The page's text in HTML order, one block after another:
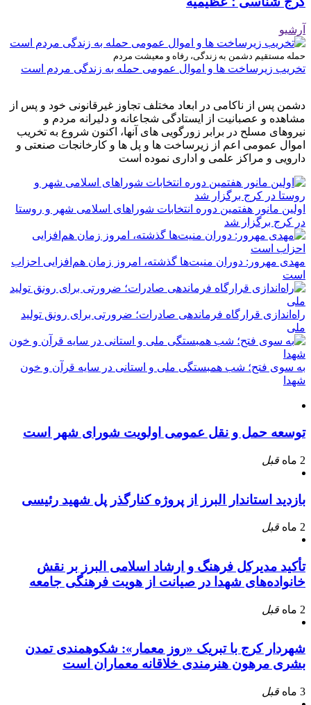
آرشیو
حمله مستقیم دشمن به زندگی، رفاه و معیشت مردم
تخریب زیرساخت ها و اموال عمومی حمله به زندگی مردم است
دشمن پس از ناکامی در ابعاد مختلف تجاوز غیرقانونی خود و پس از
مشاهده و عصبانیت از ایستادگی شجاعانه و دلیرانه مردم و
نیروهای مسلح در برابر زورگویی های آنها، اکنون شروع به تخریب
اموال عمومی اعم از زیرساخت ها و پل ها و کارخانجات صنعتی و
دارویی و مراکز علمی و اداری نموده است
اولین مانور هفتمین دوره انتخابات شوراهای اسلامی شهر و روستا
در کرج برگزار شد
مهدی مهرور: دوران منیت‌ها گذشته، امروز زمان هم‌افزایی احزاب
است
راه‌اندازی قرارگاه فرماندهی صادرات؛ ضرورتی برای رونق تولید
ملی
به سوی فتح؛ شب همبستگی ملی و استانی در سایه قرآن و خون
شهدا
توسعه حمل و نقل عمومی اولویت شورای شهر است
2 ماه قبل
بازدید استاندار البرز از پروژه کنارگذر پل شهید رئیسی
2 ماه قبل
تأکید مدیرکل فرهنگ و ارشاد اسلامی البرز بر نقش
خانواده‌های شهدا در صیانت از هویت فرهنگی جامعه
2 ماه قبل
شهردار کرج با تبریک «روز معمار»: شکوهمندی تمدن
بشری مرهون هنرمندی خلاقانه معماران است
3 ماه قبل